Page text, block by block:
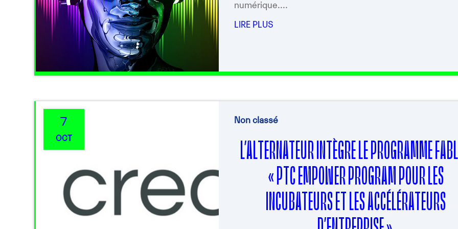
numérique....
LIRE PLUS
7
OCT
Non classé
L’ALTERNATEUR INTÈGRE LE PROGRAMME
« PTC EMPOWER PROGRAM POUR LES
INCUBATEURS ET LES ACCÉLÉRATEURS